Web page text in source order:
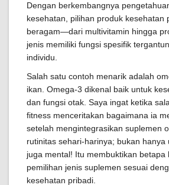
Dengan berkembangnya
kesehatan, pilihan produk kesehatan
beragam—dari multivitamin hingga
jenis memiliki fungsi spesifik
individu.
Salah satu contoh menarik adalah
ikan. Omega-3 dikenal baik untuk
dan fungsi otak. Saya ingat ketika
fitness menceritakan bagaimana ia
setelah mengintegrasikan suplemen
rutinitas sehari-harinya; bukan hanya
juga mental! Itu membuktikan betapa
pemilihan jenis suplemen sesuai
kesehatan pribadi.